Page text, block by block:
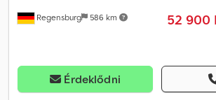
Regensburg 586 km 52 900
Érdeklődni